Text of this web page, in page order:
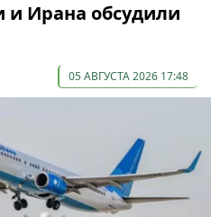
Ирана обсудили
05 АВГУСТА 2026 17:48